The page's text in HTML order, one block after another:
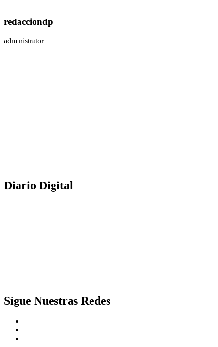
redacciondp
administrator
Diario Digital
Sígue Nuestras Redes